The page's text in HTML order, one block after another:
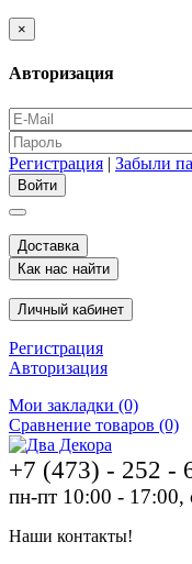
×
Авторизация
Регистрация | Забыли
Доставка
Как нас найти
Личный кабинет
Регистрация
Авторизация
Мои закладки (0)
Сравнение товаров (0)
+7 (473) - 252 -
пн-пт 10:00 - 17:00,
Наши контакты!